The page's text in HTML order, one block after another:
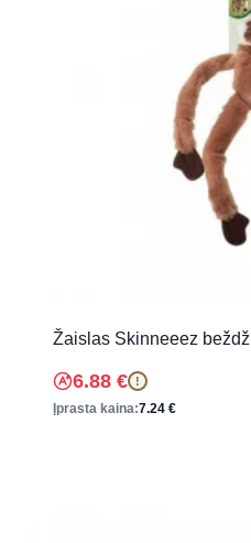
Žaislas Skinneeez
6.88 € !
Įprasta kaina:7.24 €